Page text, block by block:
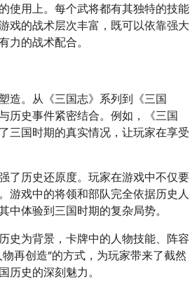
使用上。每个武将都有其独特的技能
戏的战术层次丰富，既可以依靠强大
的战术配合。
造。从《三国志》系列到《三国
历史事件紧密结合。例如，《三国
三国时期的真实情况，让玩家在享受
了历史还原度。玩家在游戏中不仅要
游戏中的将领和部队完全依据历史人
体验到三国时期的复杂局势。
史为背景，卡牌中的人物技能、阵容
再创造”的方式，为玩家带来了截然
史的深刻魅力。